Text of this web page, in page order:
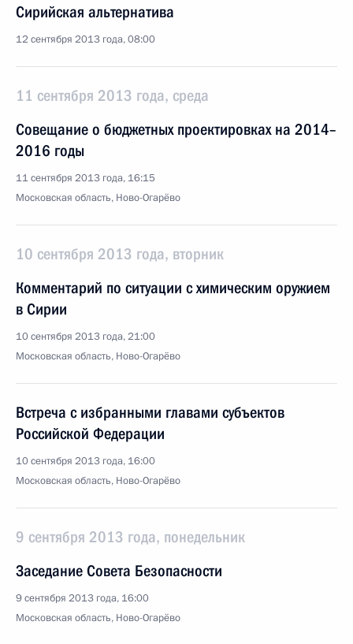
Сирийская альтернатива
12 сентября 2013 года, 08:00
11 сентября 2013 года, среда
Совещание о бюджетных проектировках на 2014–
2016 годы
11 сентября 2013 года, 16:15
Московская область, Ново-Огарёво
10 сентября 2013 года, вторник
Комментарий по ситуации с химическим оружием
в Сирии
10 сентября 2013 года, 21:00
Московская область, Ново-Огарёво
Встреча с избранными главами субъектов
Российской Федерации
10 сентября 2013 года, 16:00
Московская область, Ново-Огарёво
9 сентября 2013 года, понедельник
Заседание Совета Безопасности
9 сентября 2013 года, 16:00
Московская область, Ново-Огарёво